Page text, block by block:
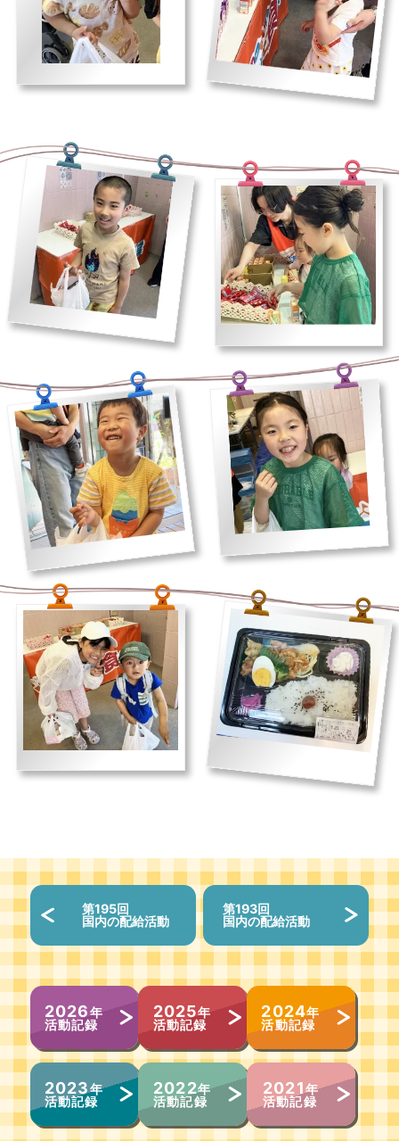
第195回
国内の配給活動
第193回
国内の配給活動
2026年
活動記録
2025年
活動記録
2024年
活動記録
2023年
活動記録
2022年
活動記録
2021年
活動記録